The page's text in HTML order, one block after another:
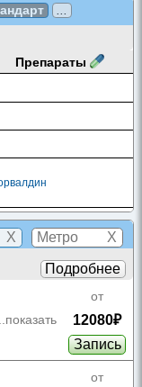
Препараты
настойка
X
X
Подробнее
..показать
от
12080₽
Запись
от